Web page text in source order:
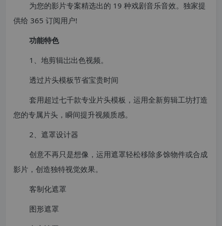
为您的影片专案精选出的 19 种戏剧音乐音效。独家提
供给 365 订阅用户!
功能特色
1、地剪辑岀出色视频。
透过片头模板节省宝贵时间
套用超过七千款专业片头模板，运用全新剪辑工坊打造
您的专属片头，瞬间提升视频质感。
2、遮罩设计器
创意不再只是想像，运用遮罩轻松移除多馀物件或合成
影片，创造独特视觉效果。
客制化遮罩
图形遮罩